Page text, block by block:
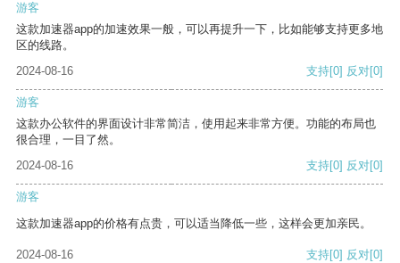
游客
这款加速器app的加速效果一般，可以再提升一下，比如能够支持更多地
区的线路。
2024-08-16
支持[0] 反对[0]
游客
这款办公软件的界面设计非常简洁，使用起来非常方便。功能的布局也
很合理，一目了然。
2024-08-16
支持[0] 反对[0]
游客
这款加速器app的价格有点贵，可以适当降低一些，这样会更加亲民。
2024-08-16 支持[0] 反对[0]